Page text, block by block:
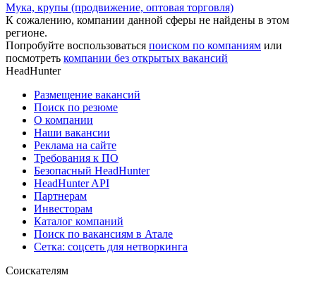
Мука, крупы (продвижение, оптовая торговля)
К сожалению, компании данной сферы не найдены в этом
регионе.
Попробуйте воспользоваться поиском по компаниям или
посмотреть компании без открытых вакансий
HeadHunter
Размещение вакансий
Поиск по резюме
О компании
Наши вакансии
Реклама на сайте
Требования к ПО
Безопасный HeadHunter
HeadHunter API
Партнерам
Инвесторам
Каталог компаний
Поиск по вакансиям в Атале
Сетка: соцсеть для нетворкинга
Соискателям